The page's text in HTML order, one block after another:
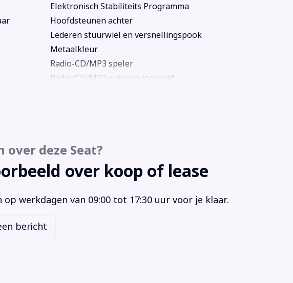
Elektronisch Stabiliteits Programma
Hoofdsteunen achter
Lederen stuurwiel en versnellingspook
Metaalkleur
Radio-CD/MP3 speler
Radio/CD/MP3 + aux-in inclusief
over deze Seat?
over koop of lease
op werkdagen van 09:00 tot 17:30 uur voor je klaar.
bericht